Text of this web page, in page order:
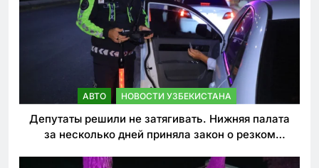
АВТО НОВОСТИ УЗБЕКИСТАНА
Депутаты решили не затягивать. Нижняя палата
за несколько дней приняла закон о резком